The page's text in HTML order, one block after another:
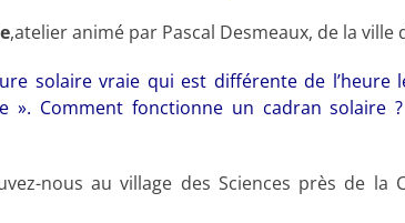
,atelier animé par Pascal Desmeaux, de la ville
solaire vraie qui est différente de l’heure
». Comment fonctionne un cadran solaire
nous au village des Sciences près de la